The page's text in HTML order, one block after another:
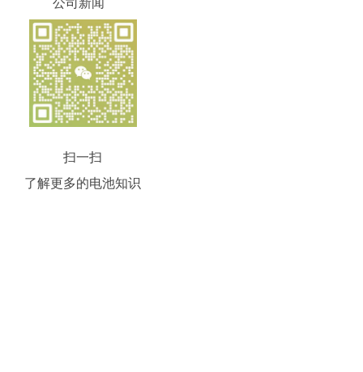
扫一扫
了解更多的电池知识